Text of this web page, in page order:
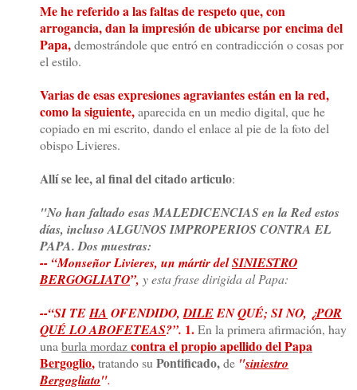
Me he referido a las faltas de respeto que, con
arrogancia, dan la impresión de ubicarse por encima del
Papa,demostrándole que entró en contradicción o cosas por
el estilo.
Varias de esas expresiones agraviantes están en la red,
como la siguiente,aparecida en un medio digital, que he
copiado en mi escrito, dando el enlace al pie de la foto del
obispo Livieres.
Allí se lee, al final del citado articulo:
"No han faltado esas MALEDICENCIAS en la Red estos
días, incluso ALGUNOS IMPROPERIOS CONTRA EL
PAPA. Dos muestras:
-- “Monseñor Livieres, un mártir delSINIESTRO
BERGOGLIATO”, y esta frase dirigida al Papa:
--“SI TEHA OFENDIDO,DILEEN QUÉ; SI NO, ¿POR
QUÉ LO ABOFETEAS?”. 1.En la primera afirmación, hay
una burla mordazcontra el propio apellido del Papa
Bergoglio,tratando su Pontificado,de "siniestro
Bergogliato".